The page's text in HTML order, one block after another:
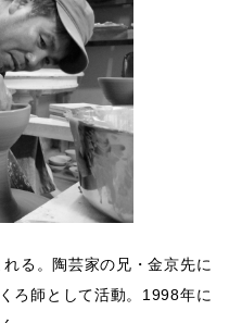
る。陶芸家の兄・金京先に
ろ師として活動。1998年に